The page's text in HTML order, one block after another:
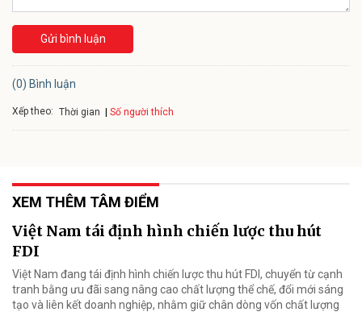
Gửi bình luận
(0) Bình luận
Xếp theo: Thời gian Số người thích
XEM THÊM TÂM ĐIỂM
Việt Nam tái định hình chiến lược thu hút
FDI
Việt Nam đang tái định hình chiến lược thu hút FDI, chuyển từ cạnh
tranh bằng ưu đãi sang nâng cao chất lượng thể chế, đổi mới sáng
tạo và liên kết doanh nghiệp, nhằm giữ chân dòng vốn chất lượng